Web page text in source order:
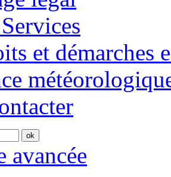
et démarches
avancée